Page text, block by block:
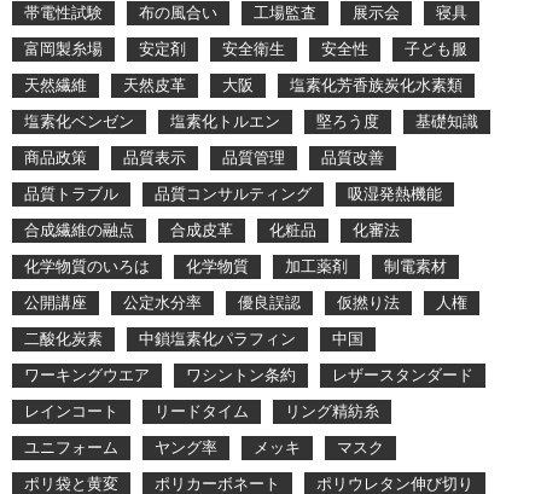
帯電性試験
布の風合い 工場監査 展示会
寝具
富岡製糸場
安定剤 安全衛生 安全性
子ども服
天然繊維
天然皮革 大阪
塩素化芳香族炭化水素類
塩素化ベンゼン
塩素化トルエン 堅ろう度
基礎知識
商品政策
品質表示 品質管理
品質改善
品質トラブル
品質コンサルティング
吸湿発熱機能
合成繊維の融点
合成皮革 化粧品
化審法
化学物質のいろは
化学物質 加工薬剤
制電素材
公開講座
公定水分率 優良誤認 仮撚り法
人権
二酸化炭素
中鎖塩素化パラフィン
中国
ワーキングウエア
ワシントン条約
レザースタンダード
レインコート
リードタイム
リング精紡糸
ユニフォーム
ヤング率 メッキ
マスク
ポリ袋と黄変
ポリカーボネート
ポリウレタン伸び切り